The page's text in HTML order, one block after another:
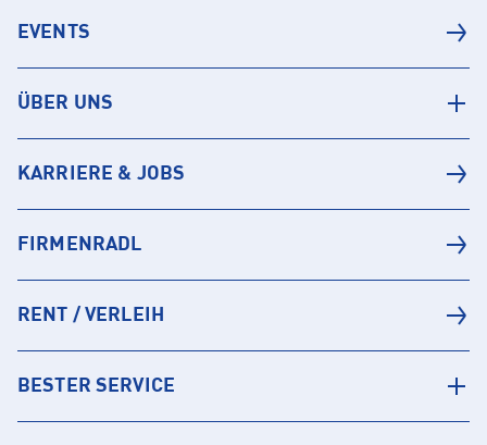
EVENTS
ÜBER UNS
KARRIERE & JOBS
FIRMENRADL
RENT / VERLEIH
BESTER SERVICE